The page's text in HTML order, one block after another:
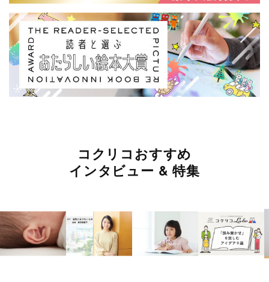
コクリコおすすめ
インタビュー & 特集